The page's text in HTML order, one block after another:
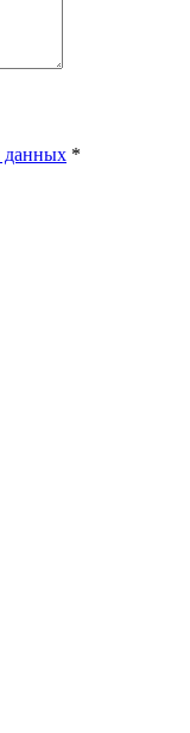
данных *